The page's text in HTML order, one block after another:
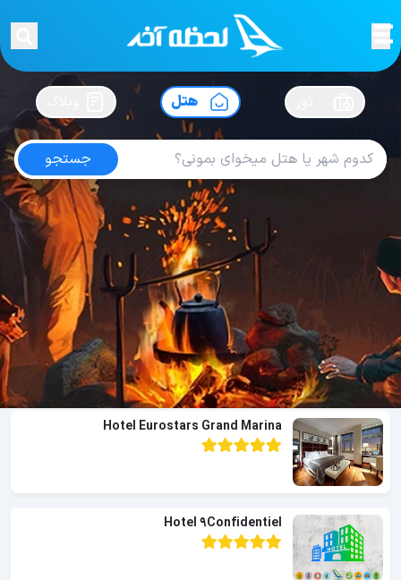
لحظه آخرسفرت رو بساز !
هتل
جستجو
هتل های اروپا
4.6 از5| از102 کاربر
لحظه آخر هتل های اروپا
Hotel Grand Rimini
Hotel Eurostars Grand Marina
Hotel 9Confidentiel